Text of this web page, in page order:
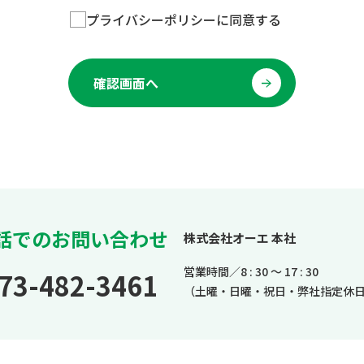
プライバシーポリシーに同意する
確認画面へ
でのお問い合わせ
482-3461
株式会社オーエ 本社
営業時間／8 : 30 ～ 17 : 30
（土曜・日曜・祝日・弊社指定休